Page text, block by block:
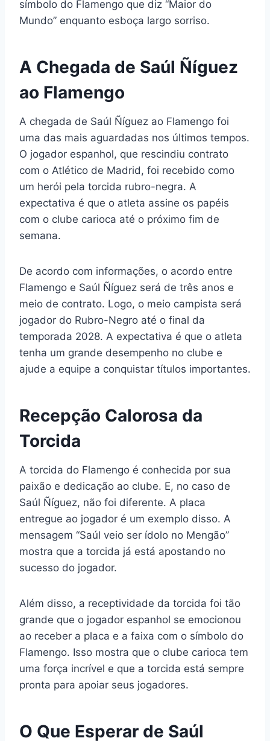
símbolo do Flamengo que diz “Maior do
Mundo” enquanto esboça largo sorriso.
A Chegada de Saúl Ñíguez
ao Flamengo
A chegada de Saúl Ñíguez ao Flamengo foi
uma das mais aguardadas nos últimos tempos.
O jogador espanhol, que rescindiu contrato
com o Atlético de Madrid, foi recebido como
um herói pela torcida rubro-negra. A
expectativa é que o atleta assine os papéis
com o clube carioca até o próximo fim de
semana.
De acordo com informações, o acordo entre
Flamengo e Saúl Ñíguez será de três anos e
meio de contrato. Logo, o meio campista será
jogador do Rubro-Negro até o final da
temporada 2028. A expectativa é que o atleta
tenha um grande desempenho no clube e
ajude a equipe a conquistar títulos importantes.
Recepção Calorosa da
Torcida
A torcida do Flamengo é conhecida por sua
paixão e dedicação ao clube. E, no caso de
Saúl Ñíguez, não foi diferente. A placa
entregue ao jogador é um exemplo disso. A
mensagem “Saúl veio ser ídolo no Mengão”
mostra que a torcida já está apostando no
sucesso do jogador.
Além disso, a receptividade da torcida foi tão
grande que o jogador espanhol se emocionou
ao receber a placa e a faixa com o símbolo do
Flamengo. Isso mostra que o clube carioca tem
uma força incrível e que a torcida está sempre
pronta para apoiar seus jogadores.
O Que Esperar de Saúl